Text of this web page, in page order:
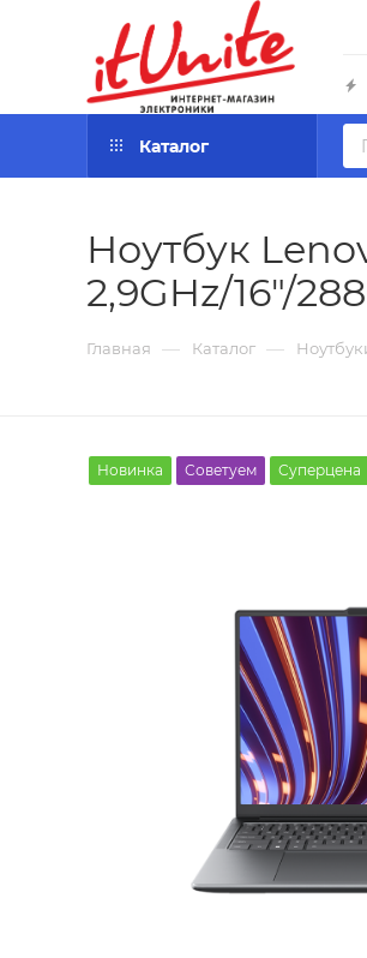
Каталог
Ноутбук
2,9GHz/16"/
Главная — Каталог —
Новинка Советуем Суперцена